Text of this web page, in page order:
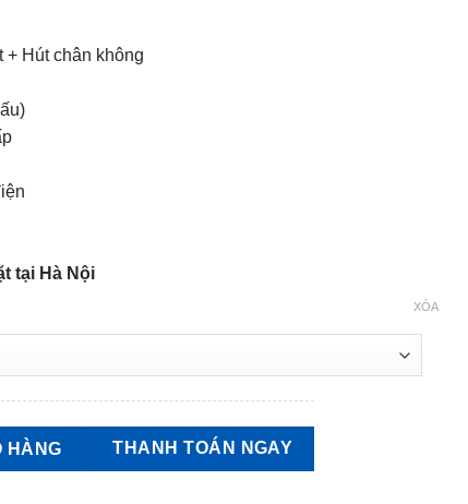
+ Hút chân không
tại Hà Nội
XÓA
CẤP số lượng
HÀNG THANH TOÁN NGAY